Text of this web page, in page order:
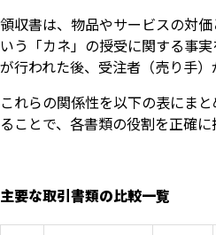
領収書は、物品やサービスの対
いう「カネ」の授受に関する事
が行われた後、受注者（売り手）
これらの関係性を以下の表にま
ることで、各書類の役割を正確に
主要な取引書類の比較一覧